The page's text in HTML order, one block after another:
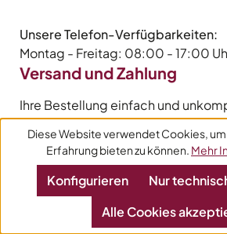
Unsere Telefon-Verfügbarkeiten:
Montag - Freitag: 08:00 - 17:00
Versand und Zahlung
Ihre Bestellung einfach und
Bestellung
Zahlungsarten:
Diese Website verwendet Cookies,
Erfahrung bieten zu können. Mehr
Nur
Konfigurieren
Alle Cookies